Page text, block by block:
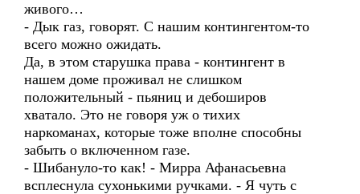
живого…
- Дык газ, говорят. С нашим контингентом-то
всего можно ожидать.
Да, в этом старушка права - контингент в
нашем доме проживал не слишком
положительный - пьяниц и дебоширов
хватало. Это не говоря уж о тихих
наркоманах, которые тоже вполне способны
забыть о включенном газе.
- Шибануло-то как! - Мирра Афанасьевна
всплеснула сухонькими ручками. - Я чуть с